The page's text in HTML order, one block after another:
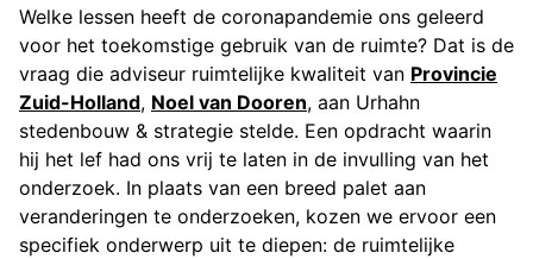
Welke lessen heeft de coronapandemie ons geleerd
voor het toekomstige gebruik van de ruimte? Dat is de
vraag die adviseur ruimtelijke kwaliteit van Provincie
Zuid-Holland, Noel van Dooren, aan Urhahn
stedenbouw & strategie stelde. Een opdracht waarin
hij het lef had ons vrij te laten in de invulling van het
onderzoek. In plaats van een breed palet aan
veranderingen te onderzoeken, kozen we ervoor een
specifiek onderwerp uit te diepen: de ruimtelijke